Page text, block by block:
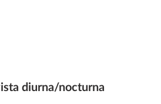
diurna/nocturna